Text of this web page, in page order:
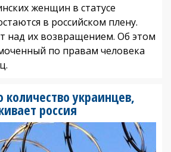
женщин в статусе
в российском плену.
над их возвращением. Об этом
по правам человека
количество украинцев,
россия